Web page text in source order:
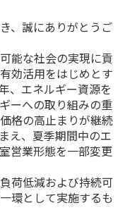
、誠にありがとうご
能な社会の実現に貢
効活用をはじめとす
、エネルギー資源を
ーへの取り組みの重
格の高止まりが継続
え、夏季期間中のエ
営業形態を一部変更
荷低減および持続可
環として実施するも